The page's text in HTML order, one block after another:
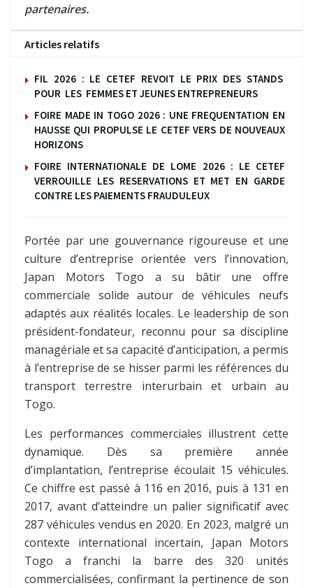
partenaires.
Articles relatifs
FIL 2026 : LE CETEF REVOIT LE PRIX DES STANDS
POUR LES FEMMES ET JEUNES ENTREPRENEURS
FOIRE MADE IN TOGO 2026 : UNE FREQUENTATION EN
HAUSSE QUI PROPULSE LE CETEF VERS DE NOUVEAUX
HORIZONS
FOIRE INTERNATIONALE DE LOME 2026 : LE CETEF
VERROUILLE LES RESERVATIONS ET MET EN GARDE
CONTRE LES PAIEMENTS FRAUDULEUX
Portée par une gouvernance rigoureuse et une
culture d’entreprise orientée vers l’innovation,
Japan Motors Togo a su bâtir une offre
commerciale solide autour de véhicules neufs
adaptés aux réalités locales. Le leadership de son
président-fondateur, reconnu pour sa discipline
managériale et sa capacité d’anticipation, a permis
à l’entreprise de se hisser parmi les références du
transport terrestre interurbain et urbain au
Togo.
Les performances commerciales illustrent cette
dynamique. Dès sa première année
d’implantation, l’entreprise écoulait 15 véhicules.
Ce chiffre est passé à 116 en 2016, puis à 131 en
2017, avant d’atteindre un palier significatif avec
287 véhicules vendus en 2020. En 2023, malgré un
contexte international incertain, Japan Motors
Togo a franchi la barre des 320 unités
commercialisées, confirmant la pertinence de son